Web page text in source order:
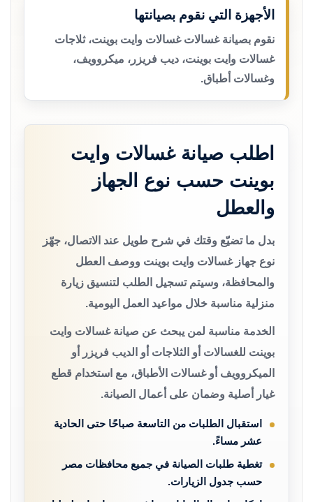
الأجهزة التي نقوم بصيانتها
نقوم بصيانة غسالات غسالات وايت بوينت، ثلاجات
غسالات وايت بوينت، ديب فريزر، ميكروويف،
وغسالات أطباق.
اطلب صيانة غسالات وايت
بوينت حسب نوع الجهاز
والعطل
بدل ما تضيّع وقتك في شرح طويل عند الاتصال، جهّز
نوع جهاز غسالات وايت بوينت ووصف العطل
والمحافظة، وسيتم تسجيل الطلب لتنسيق زيارة
منزلية مناسبة خلال مواعيد العمل اليومية.
الخدمة مناسبة لمن يبحث عن صيانة غسالات وايت
بوينت للغسالات أو الثلاجات أو الديب فريزر أو
الميكروويف أو غسالات الأطباق، مع استخدام قطع
غيار أصلية وضمان على أعمال الصيانة.
استقبال الطلبات من التاسعة صباحًا حتى الحادية
عشر مساءً.
تغطية طلبات الصيانة في جميع محافظات مصر
حسب جدول الزيارات.